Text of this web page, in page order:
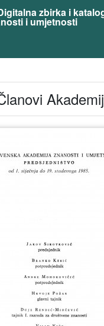
zbirka i
i umjetnosti